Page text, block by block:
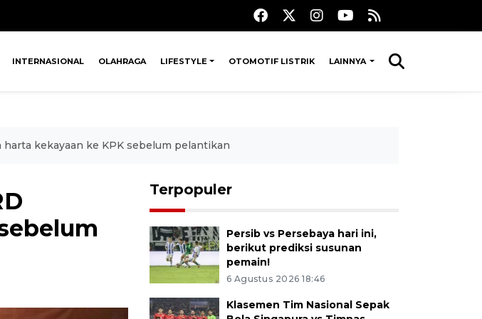
INTERNASIONAL OLAHRAGA LIFESTYLE OTOMOTIF LISTRIK LAINNYA
kekayaan ke KPK sebelum pelantikan
Terpopuler
Persib vs Persebaya hari ini,
berikut prediksi susunan
pemain!
6 Agustus 2026 18:46
Klasemen Tim Nasional Sepak